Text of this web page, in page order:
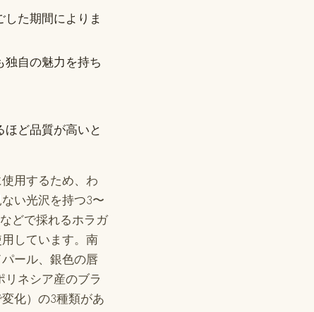
た期間によりま
独自の魅力を持ち
ど品質が高いと
用するため、わ
い光沢を持つ3〜
どで採れるホラガ
しています。南
ール、銀色の唇
リネシア産のブラ
化）の3種類があ